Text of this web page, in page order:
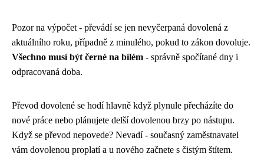
Pozor na výpočet - převádí se jen nevyčerpaná dovolená z
aktuálního roku, případně z minulého, pokud to zákon dovoluje.
Všechno musí být černé na bílém - správně spočítané dny i
odpracovaná doba.
Převod dovolené se hodí hlavně když plynule přecházíte do
nové práce nebo plánujete delší dovolenou brzy po nástupu.
Když se převod nepovede? Nevadí - současný zaměstnavatel
vám dovolenou proplatí a u nového začnete s čistým štítem.